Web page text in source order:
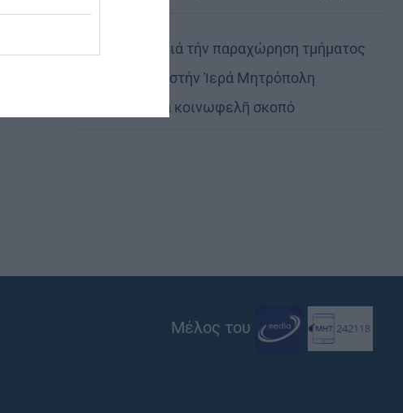
Εὐχαριστίες γιά τήν παραχώρηση τμήματος
στρατοπέδου στήν Ἱερά Μητρόπολη
Καστορίας γιά κοινωφελῆ σκοπό
Μέλος του